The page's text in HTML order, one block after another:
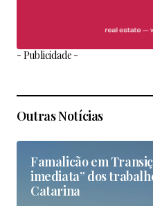
- Publicidade -
Outras Notícias
Famalicão em
imediata” dos
Catarina